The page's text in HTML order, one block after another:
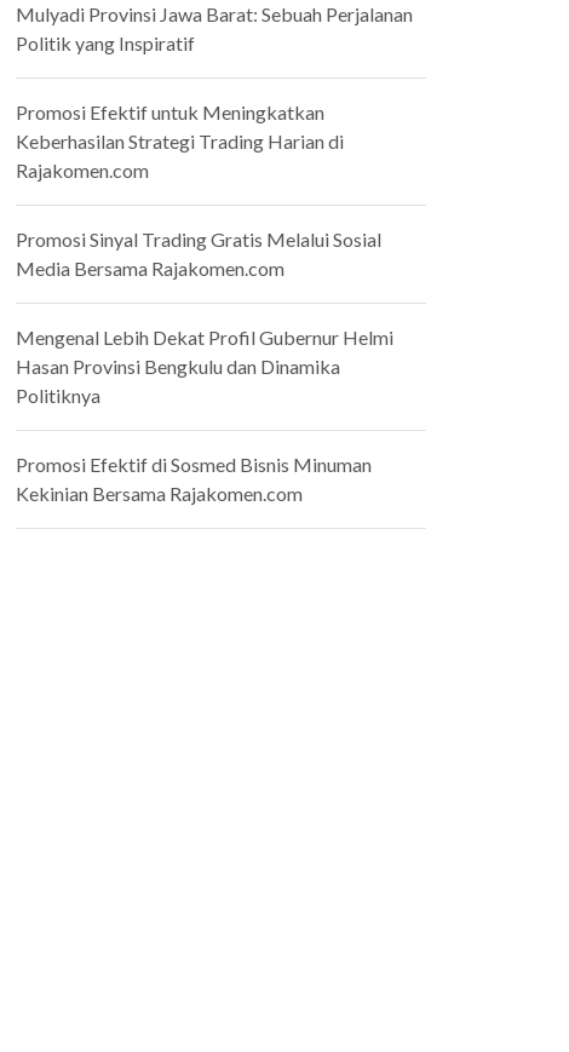
Mulyadi Provinsi Jawa Barat: Sebuah Perjalanan
Politik yang Inspiratif
Promosi Efektif untuk Meningkatkan
Keberhasilan Strategi Trading Harian di
Rajakomen.com
Promosi Sinyal Trading Gratis Melalui Sosial
Media Bersama Rajakomen.com
Mengenal Lebih Dekat Profil Gubernur Helmi
Hasan Provinsi Bengkulu dan Dinamika
Politiknya
Promosi Efektif di Sosmed Bisnis Minuman
Kekinian Bersama Rajakomen.com